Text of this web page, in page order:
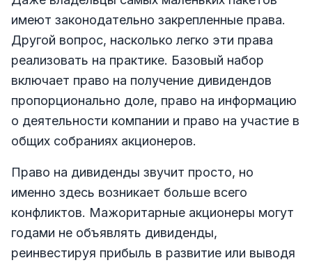
имеют законодательно закрепленные права.
Другой вопрос, насколько легко эти права
реализовать на практике. Базовый набор
включает право на получение дивидендов
пропорционально доле, право на информацию
о деятельности компании и право на участие в
общих собраниях акционеров.
Право на дивиденды звучит просто, но
именно здесь возникает больше всего
конфликтов. Мажоритарные акционеры могут
годами не объявлять дивиденды,
реинвестируя прибыль в развитие или выводя